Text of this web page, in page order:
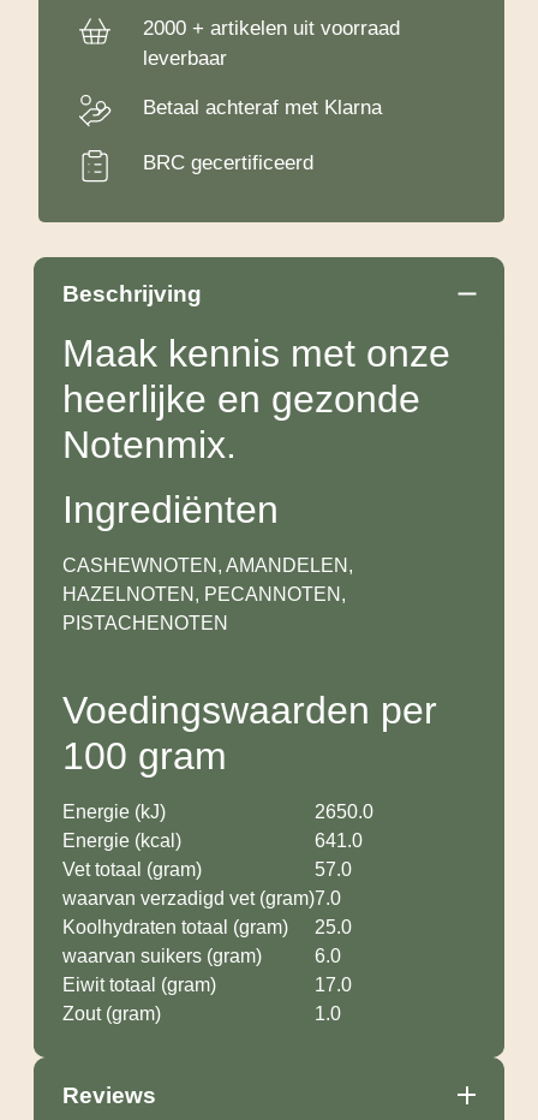
2000 + artikelen uit voorraad
leverbaar
Betaal achteraf met Klarna
BRC gecertificeerd
Beschrijving
Maak kennis met onze
heerlijke en gezonde
Notenmix.
Ingrediënten
CASHEWNOTEN, AMANDELEN,
HAZELNOTEN, PECANNOTEN,
PISTACHENOTEN
Voedingswaarden per
100 gram
Energie (kJ)
2650.0
Energie (kcal)
641.0
Vet totaal (gram)
57.0
waarvan verzadigd vet (gram)7.0
Koolhydraten totaal (gram)
25.0
waarvan suikers (gram)
6.0
Eiwit totaal (gram)
17.0
Zout (gram)
1.0
Reviews